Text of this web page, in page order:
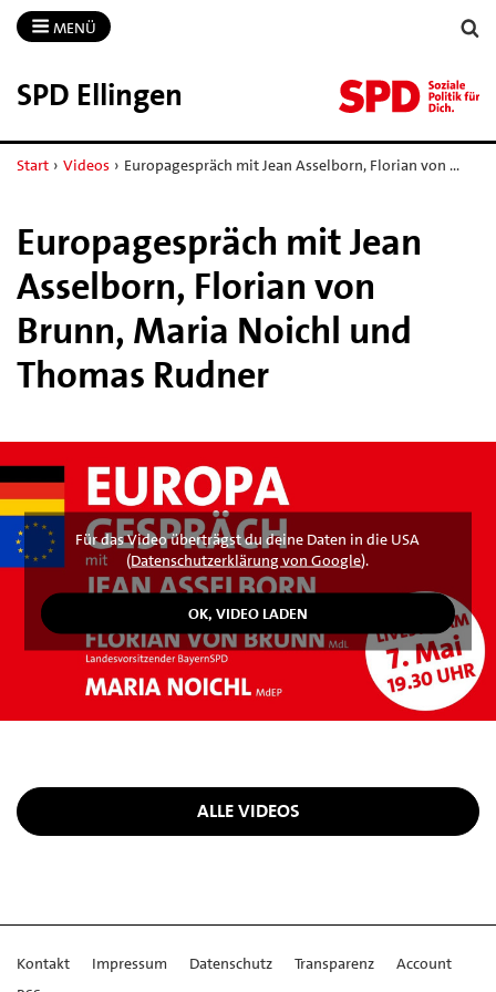
MENÜ
SPD Ellingen
Start › Videos › Europagespräch mit Jean Asselborn, Florian von …
Europagespräch mit Jean
Asselborn, Florian von
Brunn, Maria Noichl und
Thomas Rudner
Für das Video überträgst du deine Daten in die USA
(Datenschutzerklärung von Google).
ALLE VIDEOS
Kontakt Impressum Datenschutz Transparenz
Account